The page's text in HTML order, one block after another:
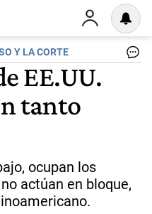
Y LA CORTE
EE.UU.
tanto
ocupan los
actúan en bloque,